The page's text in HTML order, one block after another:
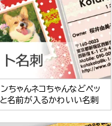
ちゃんネコちゃんなどペッ
名前が入るかわいい名刺